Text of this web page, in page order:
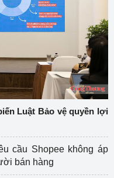
Luật Bảo vệ quyền lợi
cầu Shopee không áp
bán hàng